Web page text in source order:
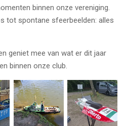
binnen onze vereniging.
tot spontane sfeerbeelden: alles
geniet mee van wat er dit jaar
binnen onze club.